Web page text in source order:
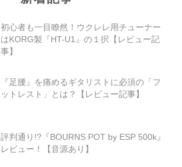
初心者も一目瞭然！ウクレレ用チューナー
はKORG製『HT-U1』の１択【レビュー記
事】
『足腰』を痛めるギタリストに必須の「フ
ットレスト」とは？【レビュー記事】
評判通り!?『BOURNS POT by ESP 500k』
レビュー！【音源あり】